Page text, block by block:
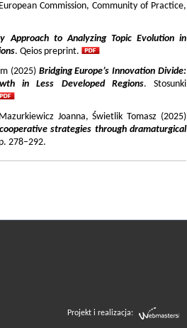
Commission, Community of Practice,
Approach to Analyzing Topic Evolution in
. Qeios preprint.
(2025) Bridging Europe’s Innovation Divide:
in Less Developed Regions. Stosunki
Joanna, Świetlik Tomasz (2025)
strategies through dramaturgical
278–292.
Projekt i realizacja: